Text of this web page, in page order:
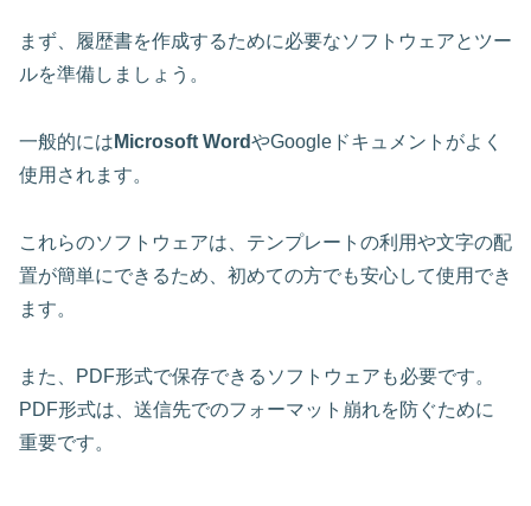
まず、履歴書を作成するために必要なソフトウェアとツー
ルを準備しましょう。
一般的には Microsoft WordやGoogleドキュメント がよく
使用されます。
これらのソフトウェアは、テンプレートの利用や文字の配
置が簡単にできるため、初めての方でも安心して使用でき
ます。
また、PDF形式で保存できるソフトウェアも必要です。
PDF形式は、送信先でのフォーマット崩れを防ぐために
重要です。